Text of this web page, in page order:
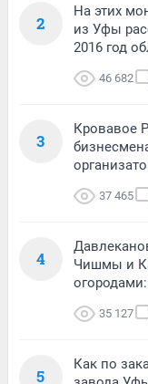
2
На этих
из Уфы
2016 год
46 682
3
Кровавое
37 465
4
Чишмы и
35 127
5
Как по